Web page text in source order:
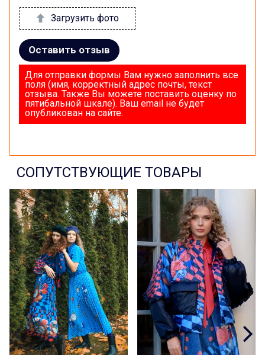
Загрузить фото
Оставить отзыв
Для отправки формы Вам нужно заполнить все
поля (имя, корректный адрес почты, текст
отзыва. Также Вы можете поставить оценку по
пятибальной шкале). Ваш email не будет
опубликован на сайте.
СОПУТСТВУЮЩИЕ ТОВАРЫ